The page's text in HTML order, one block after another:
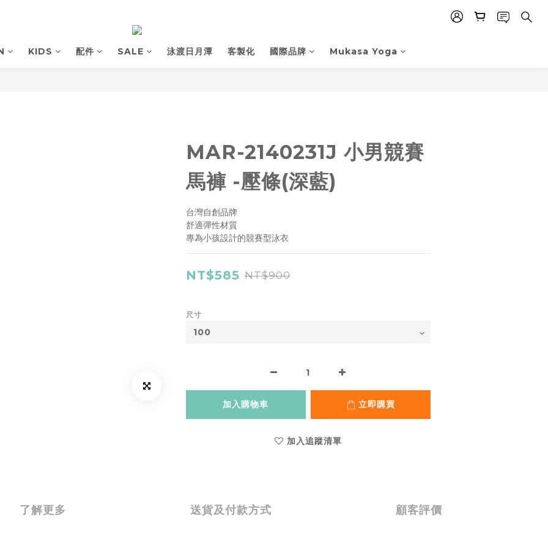
KIDS 配件 SALE 泳渡日月潭 客製化 國際品牌 Mukasa Yoga
MAR-2140231J 小男競賽
馬褲 -壓條(深藍)
台灣自創品牌
舒適彈性材質
專為小孩設計的競賽型泳衣
NT$585 NT$900
尺寸
加入購物車 立即購買
加入追蹤清單
了解更多 送貨及付款方式 顧客評價